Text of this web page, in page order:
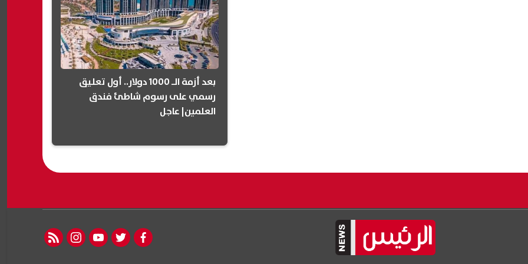
بعد أزمة الـ 1000 دولار.. أول تعليق
رسمي على رسوم شاطئ فندق
العلمين| عاجل
facebook
twitter
youtube
instagram
rss feed